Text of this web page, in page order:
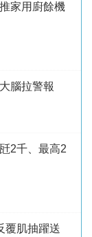
家用廚餘機
腦拉警報
2千、最高2
覆肌抽躍送